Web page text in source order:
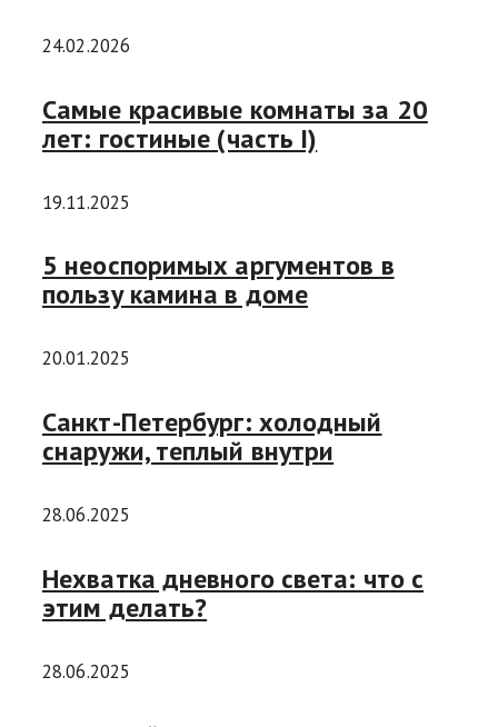
24.02.2026
Самые красивые комнаты за 20
лет: гостиные (часть I)
19.11.2025
5 неоспоримых аргументов в
пользу камина в доме
20.01.2025
Санкт-Петербург: холодный
снаружи, теплый внутри
28.06.2025
Нехватка дневного света: что с
этим делать?
28.06.2025